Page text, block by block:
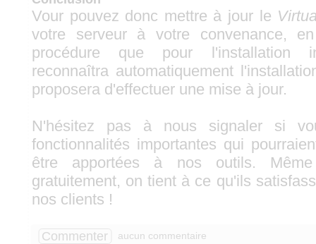
Vour pouvez donc mettre à jour le
votre serveur à votre convenance,
procédure que pour l'installation
reconnaîtra automatiquement
proposera d'effectuer une mise à jour.
N'hésitez pas à nous signaler si
fonctionnalités importantes qui
être apportées à nos outils.
gratuitement, on tient à ce qu'ils
nos clients !
Commenter aucun commentaire